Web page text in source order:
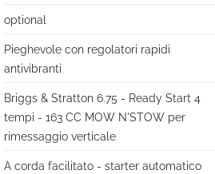
optional
Pieghevole con regolatori rapidi
antivibranti
Briggs & Stratton 6.75 - Ready Start 4
tempi - 163 CC MOW N'STOW per
rimessaggio verticale
A corda facilitato - starter automatico